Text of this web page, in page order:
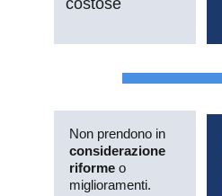
costose
Non prendono in
considerazione
riforme o
miglioramenti.